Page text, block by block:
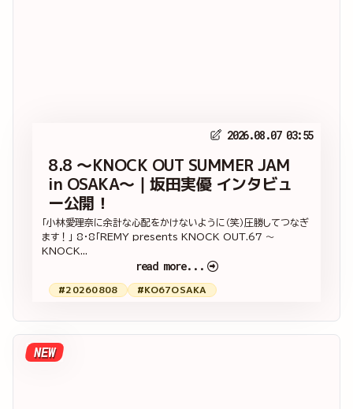
2026.08.07 03:55
8.8 ～KNOCK OUT SUMMER JAM
in OSAKA～｜坂田実優 インタビュ
ー公開！
「小林愛理奈に余計な心配をかけないように（笑）圧勝してつなぎ
ます！」 8・8「REMY presents KNOCK OUT.67 ～
KNOCK...
read more...
#20260808 #KO67OSAKA
NEW